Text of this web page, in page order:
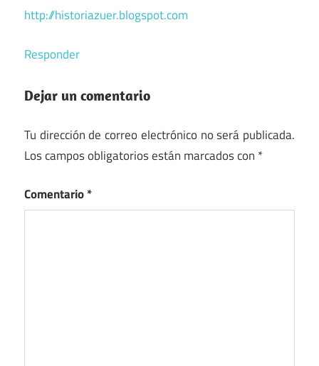
http://historiazuer.blogspot.com
Responder
Dejar un comentario
Tu dirección de correo electrónico no será publicada.
Los campos obligatorios están marcados con *
Comentario*